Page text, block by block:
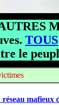
TOUS
le
réseau mafieux